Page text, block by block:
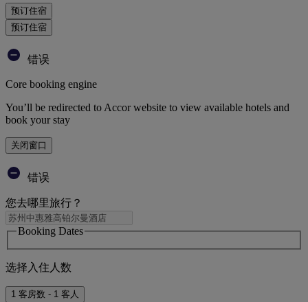
预订住宿
预订住宿
错误
Core booking engine
You’ll be redirected to Accor website to view available hotels and
book your stay
关闭窗口
错误
您去哪里旅行？
Booking Dates
选择入住人数
1 客房数 - 1 客人